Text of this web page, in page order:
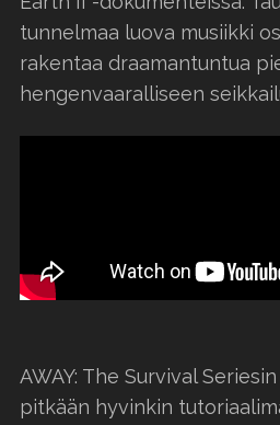
tunnelmaa luova musiikki
rakentaa draamantuntua
hengenvaaralliseen
AWAY: The Survival
pitkään hyvinkin